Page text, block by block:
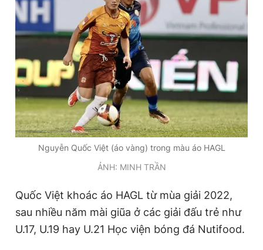
Hotline
0906 645 777
Liên hệ quảng cáo
0908 780 404
Đặt báo Quảng cáo RSS Tòa soạn Chính sách bảo
Tổng biên tập: Nguyễn Ngọc Toàn
Phó tổng biên tập thường trực: Hải Thành
Phó tổng biên tập: Lâm Hiếu Dũng
Phó tổng biên tập: Trần Việt Hưng
Tổng thư ký tòa soạn: Đức Trung
© 2003-2026 Bản quyền thuộc về Báo Thanh Niên. Cấm sao
chép dưới mọi hình thức nếu không có sự chấp thuận bằng văn
bản. Phát triển bởi ePi Technologies, JSC.
Nguyễn Quốc Việt (áo vàng) trong màu áo HAGL
ẢNH: MINH TRẦN
Quốc Việt khoác áo HAGL từ mùa giải 2022,
sau nhiều năm mài giũa ở các giải đấu trẻ như
U.17, U.19 hay U.21 Học viện bóng đá Nutifood.